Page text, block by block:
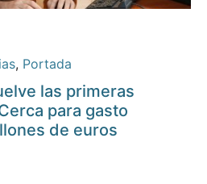
, Portada
las primeras
para gasto
de euros